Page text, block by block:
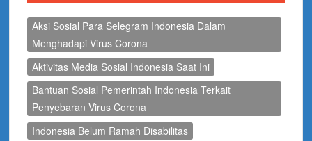
Aksi Sosial Para Selegram Indonesia Dalam
Menghadapi Virus Corona
Aktivitas Media Sosial Indonesia Saat Ini
Bantuan Sosial Pemerintah Indonesia Terkait
Penyebaran Virus Corona
Indonesia Belum Ramah Disabilitas